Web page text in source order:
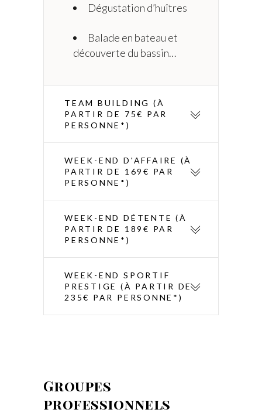
Dégustation d’huîtres
Balade en bateau et
découverte du bassin…
TEAM BUILDING (À
PARTIR DE 75€ PAR
PERSONNE*)
WEEK-END D'AFFAIRE (À
PARTIR DE 169€ PAR
PERSONNE*)
WEEK-END DÉTENTE (À
PARTIR DE 189€ PAR
PERSONNE*)
WEEK-END SPORTIF
PRESTIGE (À PARTIR DE
235€ PAR PERSONNE*)
Groupes
professionnels